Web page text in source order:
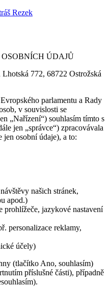
Rezek
ÚDAJŮ
772, 68722 Ostrožská
parlamentu a Rady
v souvislosti se
„Nařízení“) souhlasím tímto s
jen „správce“) zpracovávala
jen osobní údaje), a to:
našich stránek,
apod.)
prohlížeče, jazykové nastavení
personalizace reklamy,
účely)
(tlačítko Ano, souhlasím)
příslušné části), případně